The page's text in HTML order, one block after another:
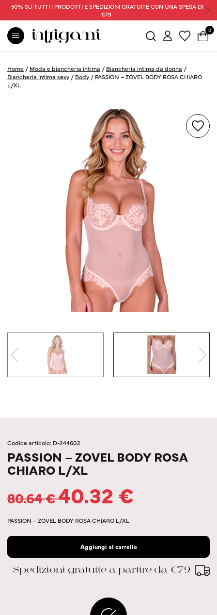
-50% SU TUTTI I PRODOTTI E SPEDIZIONI GRATUITE CON UNA SPESA DI
€79
0
Home / Moda e biancheria intima / Biancheria intima da donna /
Biancheria intima sexy / Body / PASSION – ZOVEL BODY ROSA CHIARO
L/XL
Codice articolo: D-244602
PASSION – ZOVEL BODY ROSA
CHIARO L/XL
80.64€40.32€
PASSION – ZOVEL BODY ROSA CHIARO L/XL
Aggiungi al carrello
Spedizioni gratuite a partire da €79